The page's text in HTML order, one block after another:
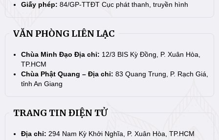
Giấy phép: 84/GP-TTĐT Cục phát thanh, truyền hình
VĂN PHÒNG LIÊN LẠC
Chùa Minh Đạo Địa chỉ: 12/3 BIS Kỳ Đồng, P. Xuân Hòa,
TP.HCM
Chùa Phật Quang – Địa chỉ: 83 Quang Trung, P. Rạch Giá,
tỉnh An Giang
TRANG TIN ĐIỆN TỬ
Địa chỉ: 294 Nam Kỳ Khởi Nghĩa, P. Xuân Hòa, TP.HCM